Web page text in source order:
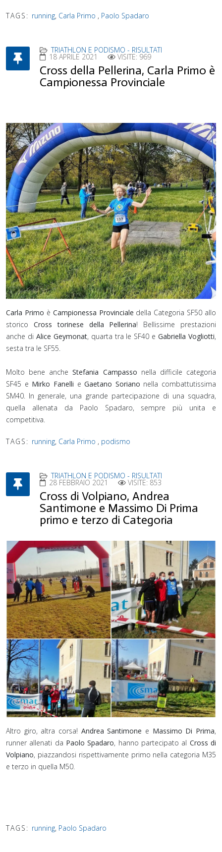
TAGS: running, Carla Primo , Paolo Spadaro
TRIATHLON E PODISMO - RISULTATI
18 APRILE 2021 VISITE: 969
Cross della Pellerina, Carla Primo è
Campionessa Provinciale
Carla Primo è Campionessa Provinciale della Categoria SF50 allo
storico Cross torinese della Pellerina! Bellissime prestazioni
anche di Alice Geymonat, quarta tra le SF40 eGabriella Vogliotti,
sesta tra le SF55.
Molto bene ancheStefania Campasso nella difficile categoria
SF45 e Mirko Fanelli eGaetano Soriano nella combattutissima
SM40. In generale, una grande partecipazione di una squadra,
quella allenata da Paolo Spadaro, sempre più unita e
competitiva.⁣
TAGS: running, Carla Primo , podismo
TRIATHLON E PODISMO - RISULTATI
28 FEBBRAIO 2021 VISITE: 853
Cross di Volpiano, Andrea
Santimone e Massimo Di Prima
primo e terzo di Categoria
Altro giro, altra corsa! Andrea Santimone e Massimo Di Prima,
runner allenati da Paolo Spadaro, hanno partecipato al Cross di
Volpiano, piazzandosi rispettivamente primo nella categoria M35
e terzo in quella M50.
TAGS: running, Paolo Spadaro